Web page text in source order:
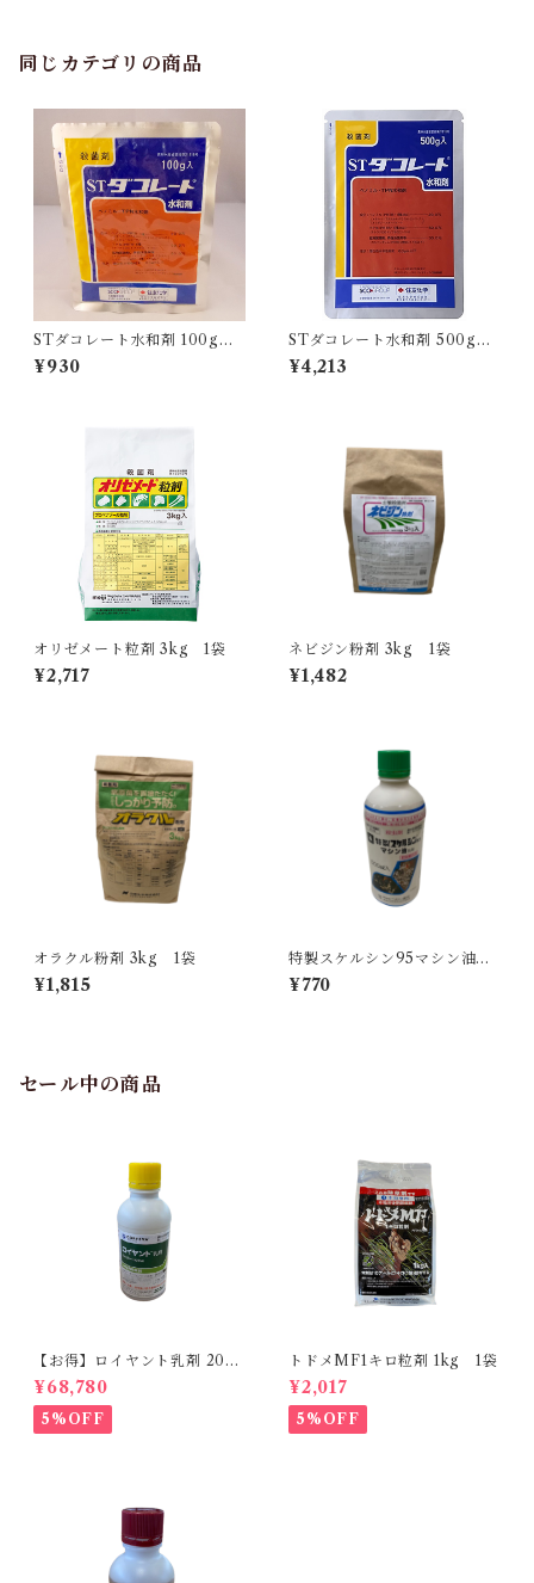
同じカテゴリの商品
STダコレート水和剤 100g 1
袋
¥930
STダコレート水和剤 500g 1
袋
¥4,213
オリゼメート粒剤 3kg 1袋
¥2,717
ネビジン粉剤 3kg 1袋
¥1,482
オラクル粉剤 3kg 1袋
¥1,815
特製スケルシン95マシン油乳
剤 500ml 1本
¥770
セール中の商品
【お得】ロイヤント乳剤 200
ml 【1箱】20本入
¥68,780
5%OFF
トドメMF1キロ粒剤 1kg 1袋
¥2,017
5%OFF